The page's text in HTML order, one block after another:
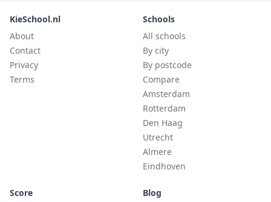
KieSchool.nl
About
Contact
Privacy
Terms
Schools
All schools
By city
By postcode
Compare
Amsterdam
Rotterdam
Den Haag
Utrecht
Almere
Eindhoven
Score
Blog